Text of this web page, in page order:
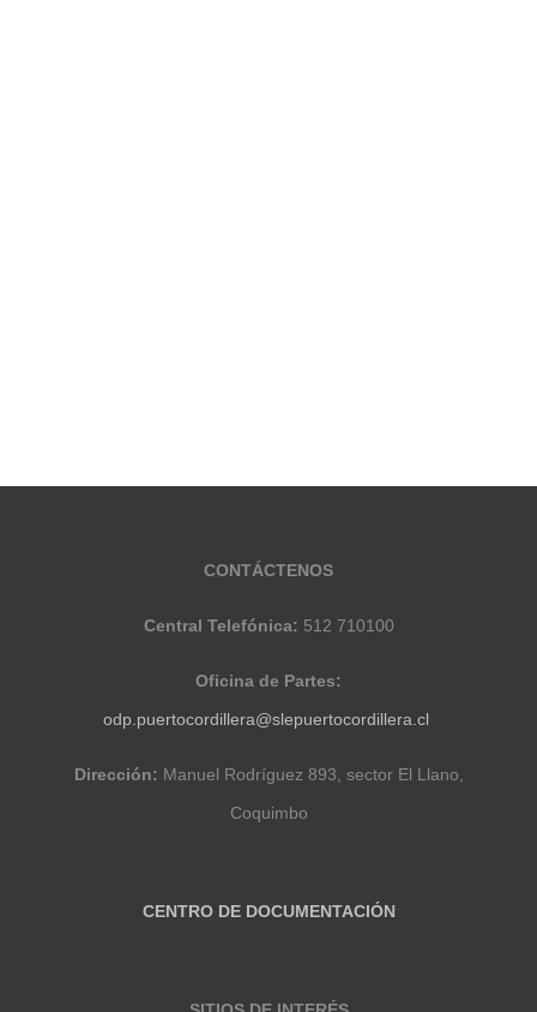
CONTÁCTENOS
Central Telefónica: 512 710100
Oficina de Partes:
odp.puertocordillera@slepuertocordillera.cl
Dirección: Manuel Rodríguez 893, sector El Llano,
Coquimbo
CENTRO DE DOCUMENTACIÓN